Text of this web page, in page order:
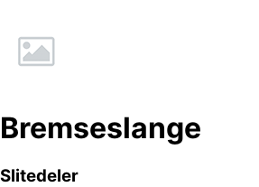
Bremseslange
Slitedeler